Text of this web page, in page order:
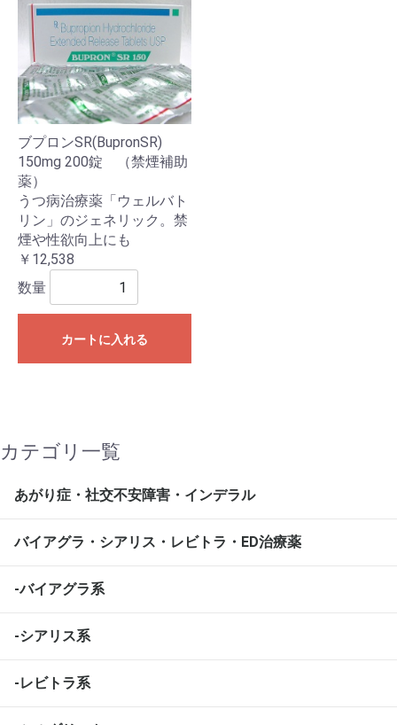
ブプロンSR(BupronSR)
150mg 200錠 （禁煙補助
薬）
うつ病治療薬「ウェルバト
リン」のジェネリック。禁
煙や性欲向上にも
￥12,538
数量
カートに入れる
カテゴリ一覧
あがり症・社交不安障害・インデラル
バイアグラ・シアリス・レビトラ・ED治療薬
-バイアグラ系
-シアリス系
-レビトラ系